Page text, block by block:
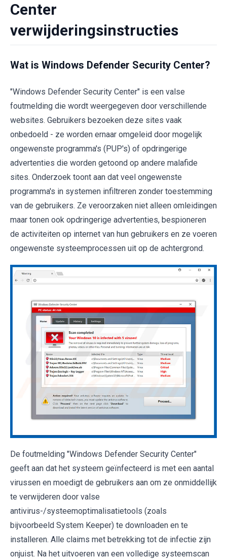
Center
verwijderingsinstructies
Wat is Windows Defender Security Center?
"Windows Defender Security Center" is een valse
foutmelding die wordt weergegeven door verschillende
websites. Gebruikers bezoeken deze sites vaak
onbedoeld - ze worden ernaar omgeleid door mogelijk
ongewenste programma's (PUP's) of opdringerige
advertenties die worden getoond op andere malafide
sites. Onderzoek toont aan dat veel ongewenste
programma's in systemen infiltreren zonder toestemming
van de gebruikers. Ze veroorzaken niet alleen omleidingen
maar tonen ook opdringerige advertenties, bespioneren
de activiteiten op internet van hun gebruikers en ze voeren
ongewenste systeemprocessen uit op de achtergrond.
De foutmelding "Windows Defender Security Center"
geeft aan dat het systeem geïnfecteerd is met een aantal
virussen en moedigt de gebruikers aan om ze onmiddellijk
te verwijderen door valse
antivirus-/systeemoptimalisatietools (zoals
bijvoorbeeld System Keeper) te downloaden en te
installeren. Alle claims met betrekking tot de infectie zijn
onjuist. Na het uitvoeren van een volledige systeemscan